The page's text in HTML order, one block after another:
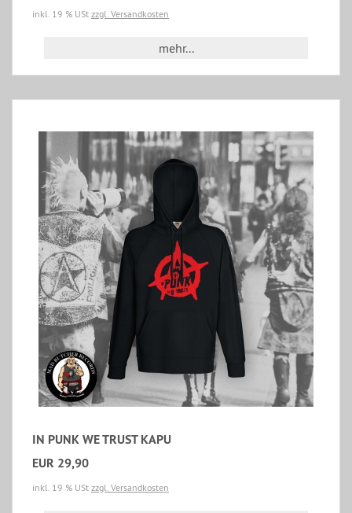
inkl. 19 % USt zzgl. Versandkosten
mehr...
IN PUNK WE TRUST KAPU
EUR 29,90
inkl. 19 % USt zzgl. Versandkosten